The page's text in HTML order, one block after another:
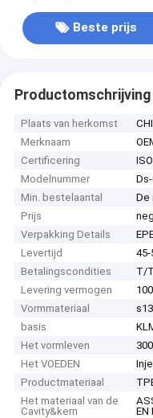
Beste prijs
Productomschrijving
Plaats van herkomst
Merknaam
Certificering
Modelnummer
Min. bestelaantal
De
Prijs
Verpakking Details
Levertijd
Betalingscondities
T/T
Levering vermogen
Vormmateriaal
basis
Het vormleven
Het VOEDEN
Productmateriaal
Het materiaal van de
Cavity&kern
EN